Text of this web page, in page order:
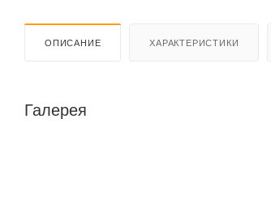
ОПИСАНИЕ ХАРАКТЕРИСТИКИ
Галерея